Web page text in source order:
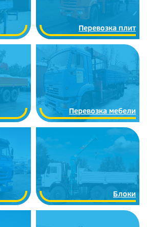
Перевозка плит
Перевозка мебели
Блоки